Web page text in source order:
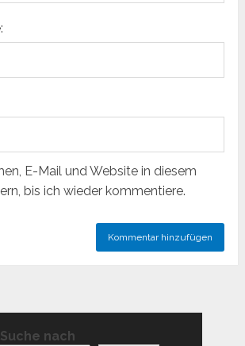
E-Mail und Website in diesem
bis ich wieder kommentiere.
nach